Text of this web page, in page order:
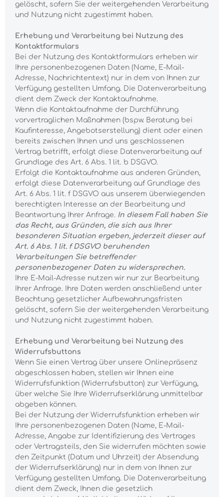
gelöscht, sofern Sie der weitergehenden Verarbeitung
und Nutzung nicht zugestimmt haben.
Erhebung und Verarbeitung bei Nutzung des
Kontaktformulars
Bei der Nutzung des Kontaktformulars erheben wir
Ihre personenbezogenen Daten (Name, E-Mail-
Adresse, Nachrichtentext) nur in dem von Ihnen zur
Verfügung gestellten Umfang. Die Datenverarbeitung
dient dem Zweck der Kontaktaufnahme.
Wenn die Kontaktaufnahme der Durchführung
vorvertraglichen Maßnahmen (bspw. Beratung bei
Kaufinteresse, Angebotserstellung) dient oder einen
bereits zwischen Ihnen und uns geschlossenen
Vertrag betrifft, erfolgt diese Datenverarbeitung auf
Grundlage des Art. 6 Abs. 1 lit. b DSGVO.
Erfolgt die Kontaktaufnahme aus anderen Gründen,
erfolgt diese Datenverarbeitung auf Grundlage des
Art. 6 Abs. 1 lit. f DSGVO aus unserem überwiegenden
berechtigten Interesse an der Bearbeitung und
Beantwortung Ihrer Anfrage. In diesem Fall haben Sie
das Recht, aus Gründen, die sich aus Ihrer
besonderen Situation ergeben, jederzeit dieser auf
Art. 6 Abs. 1 lit. f DSGVO beruhenden
Verarbeitungen Sie betreffender
personenbezogener Daten zu widersprechen.
Ihre E-Mail-Adresse nutzen wir nur zur Bearbeitung
Ihrer Anfrage. Ihre Daten werden anschließend unter
Beachtung gesetzlicher Aufbewahrungsfristen
gelöscht, sofern Sie der weitergehenden Verarbeitung
und Nutzung nicht zugestimmt haben.
Erhebung und Verarbeitung bei Nutzung des
Widerrufsbuttons
Wenn Sie einen Vertrag über unsere Onlinepräsenz
abgeschlossen haben, stellen wir Ihnen eine
Widerrufsfunktion (Widerrufsbutton) zur Verfügung,
über welche Sie Ihre Widerrufserklärung unmittelbar
abgeben können.
Bei der Nutzung der Widerrufsfunktion erheben wir
Ihre personenbezogenen Daten (Name, E-Mail-
Adresse, Angabe zur Identifizierung des Vertrages
oder Vertragsteils, den Sie widerrufen möchten sowie
den Zeitpunkt (Datum und Uhrzeit) der Absendung
der Widerrufserklärung) nur in dem von Ihnen zur
Verfügung gestellten Umfang. Die Datenverarbeitung
dient dem Zweck, Ihnen die gesetzlich